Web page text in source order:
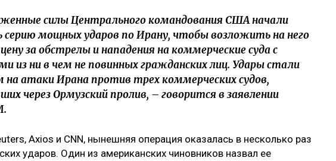
силы Центрального командования США начали
серию мощных ударов по Ирану, чтобы возложить на него
за обстрелы и нападения на коммерческие суда с
из ни в чем не повинных гражданских лиц. Удары стали
атаки Ирана против трех коммерческих судов,
через Ормузский пролив, – говорится в заявлении
Axios и CNN, нынешняя операция оказалась в несколько раз
ударов. Один из американских чиновников назвал ее